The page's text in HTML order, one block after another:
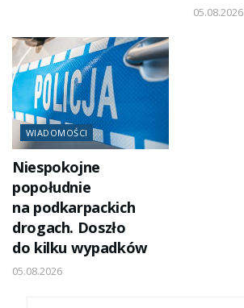
05.08.2026
WIADOMOŚCI
Niespokojne
popołudnie
na podkarpackich
drogach. Doszło
do kilku wypadków
05.08.2026